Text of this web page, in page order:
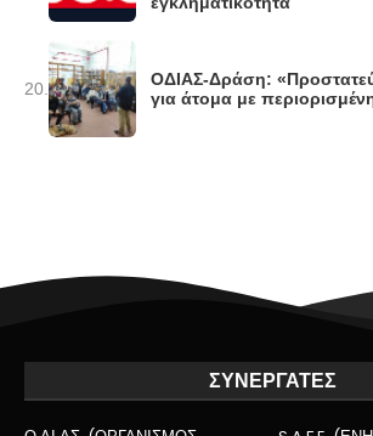
20.
ΟΔΙΑΣ-Δράση:
για άτομα με
ΣΥΝΕΡΓΑΤΕΣ